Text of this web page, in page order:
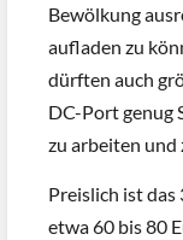
Bewölkung
aufladen zu
dürften auch
DC-Port genug
zu arbeiten und
Preislich ist
etwa 60 bis 80